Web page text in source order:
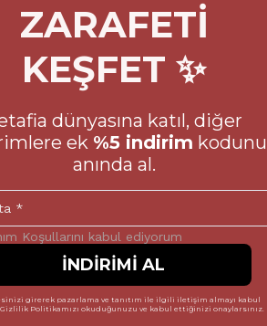
aza
göz
bir
ZARAFETİ
KEŞFET ✨
dünyasına katıl, diğer
ek %5 indirim kodunu
anında al.
Koşullarını kabul ediyorum
İNDİRİMİ AL
girerek pazarlama ve tanıtım ile ilgili iletişim almayı kabul
Politikamızı okuduğunuzu ve kabul ettiğinizi onaylarsınız.